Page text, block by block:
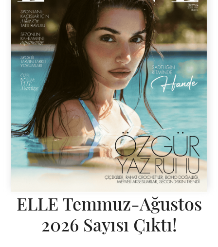
ELLE Temmuz-Ağustos
2026 Sayısı Çıktı!